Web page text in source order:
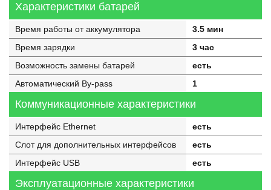
Характеристики батарей
Время работы от аккумулятора
3.5 мин
Время зарядки
3 час
Возможность замены батарей
есть
Автоматический By-pass
1
Коммуникационные характеристики
Интерфейс Ethernet
есть
Слот для дополнительных интерфейсов
есть
Интерфейс USB
есть
Эксплуатационные характеристики